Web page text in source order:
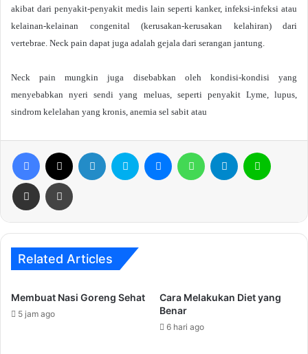
akibat dari penyakit-penyakit medis lain seperti kanker, infeksi-infeksi atau
kelainan-kelainan congenital (kerusakan-kerusakan kelahiran) dari
vertebrae. Neck pain dapat juga adalah gejala dari serangan jantung.
Neck pain mungkin juga disebabkan oleh kondisi-kondisi yang
menyebabkan nyeri sendi yang meluas, seperti penyakit Lyme, lupus,
sindrom kelelahan yang kronis, anemia sel sabit atau
Facebook LinkedIn Skype MessengerWhatsAppTelegram
Share via Email Print
Related Articles
Membuat Nasi Goreng Sehat
5 jam ago
Cara Melakukan Diet yang
Benar
6 hari ago